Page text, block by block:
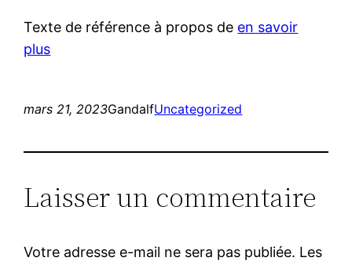
Texte de référence à propos de en savoir
plus
mars 21, 2023GandalfUncategorized
Laisser un commentaire
Votre adresse e-mail ne sera pas publiée. Les